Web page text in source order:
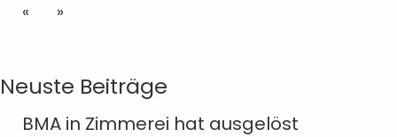
« »
Neuste Beiträge
BMA in Zimmerei hat ausgelöst